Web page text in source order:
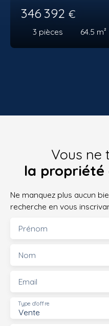
346 392 €
3 pièces 64.5 m²
Vous ne
la propriété
Ne manquez plus aucun
recherche en vous
Prénom
Nom
Email
Vente
Type d'offre